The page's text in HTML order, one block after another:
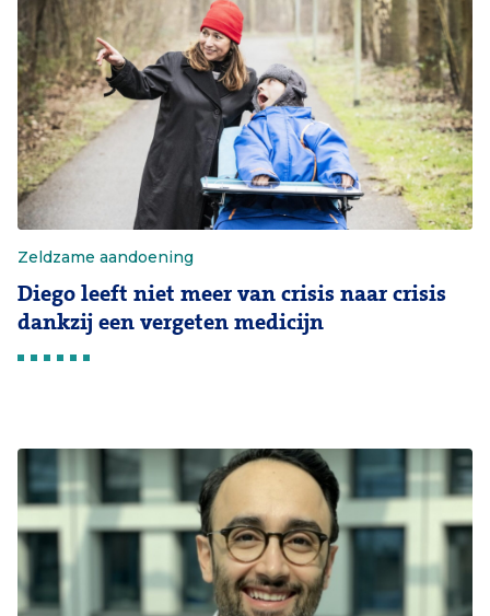
Zeldzame aandoening
Diego leeft niet meer van crisis naar crisis
dankzij een vergeten medicijn